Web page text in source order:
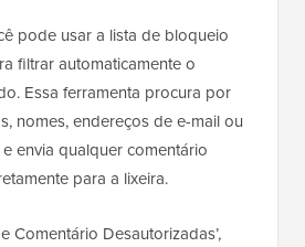
pode usar a lista de bloqueio
filtrar automaticamente o
Essa ferramenta procura por
nomes, endereços de e-mail ou
envia qualquer comentário
para a lixeira.
Comentário Desautorizadas’,